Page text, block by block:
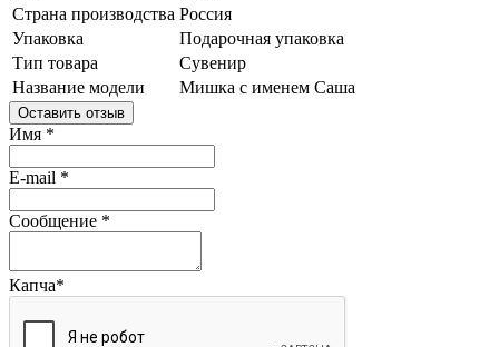
Страна производства Россия
Упаковка
Подарочная упаковка
Тип товара
Сувенир
Название модели
Мишка с именем Саша
Оставить отзыв
Имя *
E-mail *
Сообщение *
Капча*